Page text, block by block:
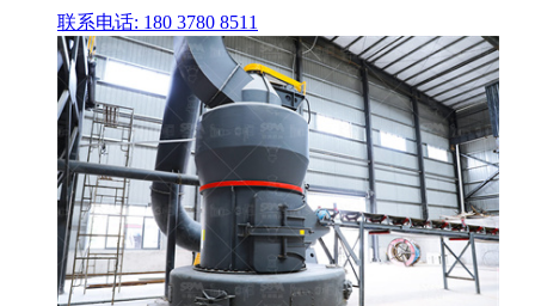
联系电话: 180 3780 8511